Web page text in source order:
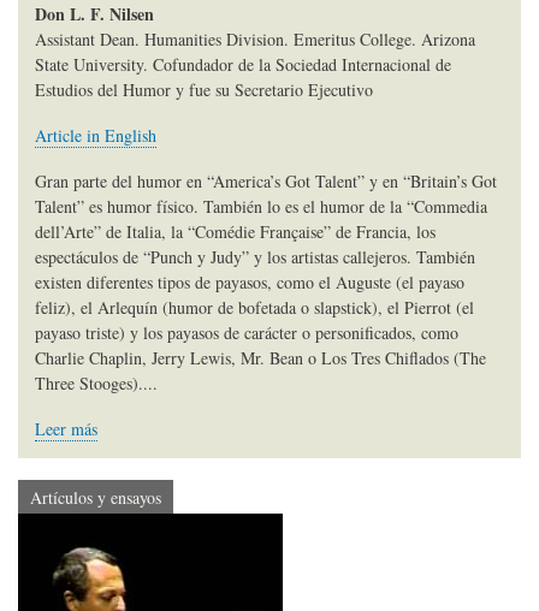
Don L. F. Nilsen
Assistant Dean. Humanities Division. Emeritus College. Arizona
State University. Cofundador de la Sociedad Internacional de
Estudios del Humor y fue su Secretario Ejecutivo
Article in English
Gran parte del humor en “America’s Got Talent” y en “Britain’s Got
Talent” es humor físico. También lo es el humor de la “Commedia
dell’Arte” de Italia, la “Comédie Française” de Francia, los
espectáculos de “Punch y Judy” y los artistas callejeros. También
existen diferentes tipos de payasos, como el Auguste (el payaso
feliz), el Arlequín (humor de bofetada o slapstick), el Pierrot (el
payaso triste) y los payasos de carácter o personificados, como
Charlie Chaplin, Jerry Lewis, Mr. Bean o Los Tres Chiflados (The
Three Stooges)....
Leer más
Artículos y ensayos